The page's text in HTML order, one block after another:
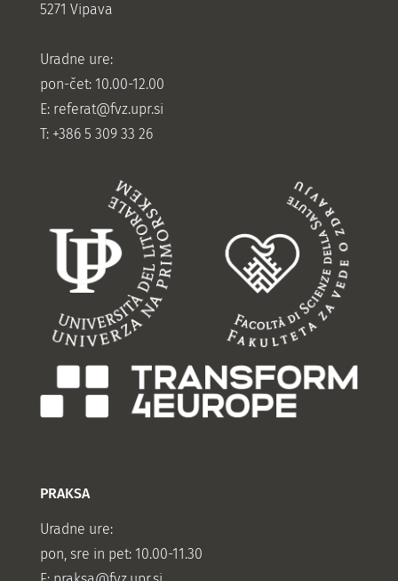
5271 Vipava
Uradne ure:
pon-čet: 10.00-12.00
E: referat@fvz.upr.si
T: +386 5 309 33 26
PRAKSA
Uradne ure:
pon, sre in pet: 10.00-11.30